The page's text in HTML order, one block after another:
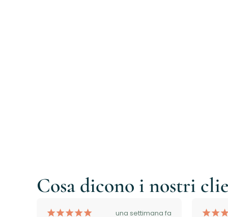
Cosa dicono i nostri
¡¡¡¡¡ una settimana fa ¡¡